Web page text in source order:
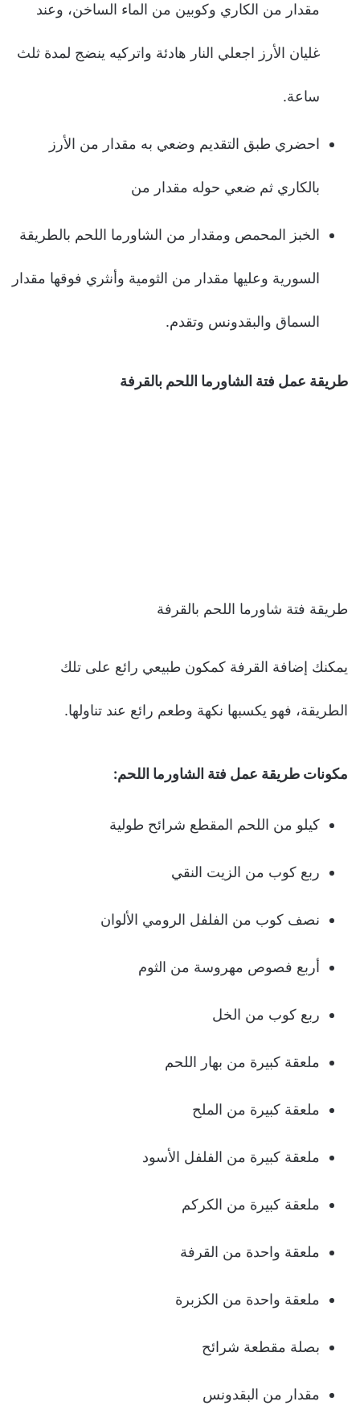
مقدار من الكاري وكوبين من الماء الساخن، وعند
غليان الأرز اجعلي النار هادئة واتركيه ينضج لمدة ثلث
ساعة.
احضري طبق التقديم وضعي به مقدار من الأرز
بالكاري ثم ضعي حوله مقدار من
الخبز المحمص ومقدار من الشاورما اللحم بالطريقة
السورية وعليها مقدار من الثومية وأنثري فوقها مقدار
السماق والبقدونس وتقدم.
طريقة عمل فتة الشاورما اللحم بالقرفة
طريقة فتة شاورما اللحم بالقرفة
يمكنك إضافة القرفة كمكون طبيعي رائع على تلك
الطريقة، فهو يكسبها نكهة وطعم رائع عند تناولها.
مكونات طريقة عمل فتة الشاورما اللحم:
كيلو من اللحم المقطع شرائح طولية
ربع كوب من الزيت النقي
نصف كوب من الفلفل الرومي الألوان
أربع فصوص مهروسة من الثوم
ربع كوب من الخل
ملعقة كبيرة من بهار اللحم
ملعقة كبيرة من الملح
ملعقة كبيرة من الفلفل الأسود
ملعقة كبيرة من الكركم
ملعقة واحدة من القرفة
ملعقة واحدة من الكزبرة
بصلة مقطعة شرائح
مقدار من البقدونس